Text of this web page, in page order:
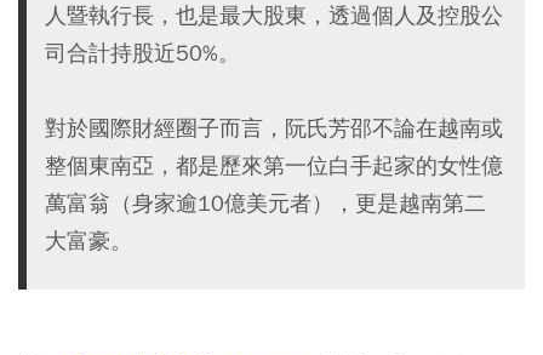
人暨執行長，也是最大股東，透過個人及控股公
司合計持股近50%。
對於國際財經圈子而言，阮氏芳邵不論在越南或
整個東南亞，都是歷來第一位白手起家的女性億
萬富翁（身家逾10億美元者），更是越南第二
大富豪。